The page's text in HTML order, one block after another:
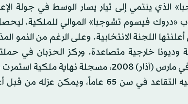
الذي ينتمي إلى تيار يسار الوسط في جولة
مرتفعة وديونا خارجية متصاعدة. وركز الحزبان في
الاقتصادية. أجرت المملكة البوذية أول انتخابات عامة لها في مارس (آذار)
الملك الوراثي هو رئيس الدولة الدستوري، ولكن يجب عليه التقاعد في سن